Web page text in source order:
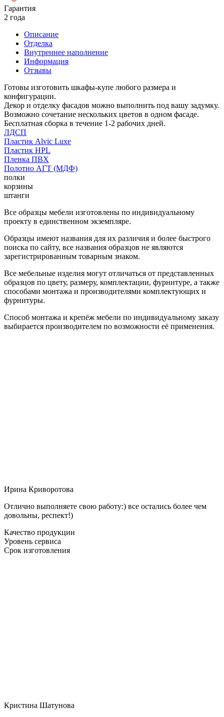
Гарантия
2 года
Описание
Отделка
Внутреннее наполнение
Информация
Отзывы
Готовы изготовить шкафы-купе любого размера и
конфигурации.
Декор и отделку фасадов можно выполнить под вашу задумку.
Возможно сочетание нескольких цветов в одном фасаде.
Бесплатная сборка в течение 1-2 рабочих дней.
ЛДСП
Пластик Alvic Luxe
Пластик HPL
Пленка ПВХ
Полотно АГТ (МДФ)
полки
корзины
штанги
Все образцы мебели изготовлены по индивидуальному
проекту в единственном экземпляре.
Образцы имеют названия для их различия и более быстрого
поиска по сайту, все названия образцов не являются
зарегистрированным товарным знаком.
Все мебельные изделия могут отличаться от представленных
образцов по цвету, размеру, комплектации, фурнитуре, а также
способами монтажа и производителями комплектующих и
фурнитуры.
Способ монтажа и крепёж мебели по индивидуальному заказу
выбирается производителем по возможности её применения.
Ирина Криворотова
Отлично выполняете свою работу:) все остались более чем
довольны, респект!)
Качество продукции
Уровень сервиса
Срок изготовления
Кристина Шатунова